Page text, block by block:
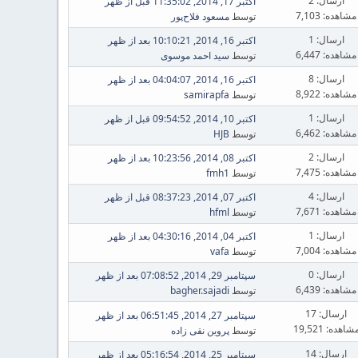
مشاهده: 7,103
توسطمسعود فلاح‌پور
ارسال: 1
مشاهده: 6,447
اکتبر 16, 2014, 10:10:21 بعد از ظهر
توسط سید احمد موسوی
ارسال: 8
مشاهده: 8,922
اکتبر 16, 2014, 04:04:07 بعد از ظهر
توسط samirapfa
ارسال: 1
مشاهده: 6,462
اکتبر 10, 2014, 09:54:52 قبل از ظهر
توسط HJB
ارسال: 2
مشاهده: 7,475
اکتبر 08, 2014, 10:23:56 بعد از ظهر
توسط fmh1
ارسال: 4
مشاهده: 7,671
اکتبر 07, 2014, 08:37:23 قبل از ظهر
توسط hfml
ارسال: 1
مشاهده: 7,004
اکتبر 04, 2014, 04:30:16 بعد از ظهر
توسط vafa
ارسال: 0
مشاهده: 6,439
سپتامبر 29, 2014, 07:08:52 بعد از ظهر
توسط bagher.sajadi
ارسال: 17
19,521
سپتامبر 27, 2014, 06:51:45 بعد از ظهر
توسطپروین نقی زاده
ارسال: 14
سپتامبر 25, 2014, 05:16:54 بعد از ظهر